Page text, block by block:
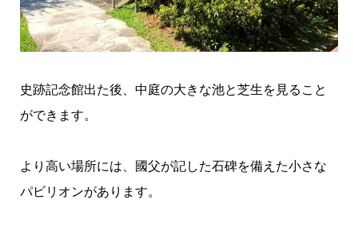
史跡記念館出た後、中庭の大きな池と芝生を見ること
ができます。
より高い場所には、國父が記した石碑を備えた小さな
パビリオンがあります。